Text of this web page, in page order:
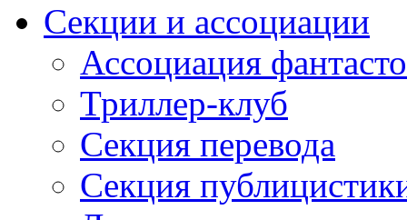
Секции и ассоциации
Ассоциация
Триллер-клуб
Секция перевода
Секция